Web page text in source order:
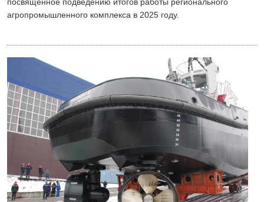
агропромышленного комплекса в 2025 году.